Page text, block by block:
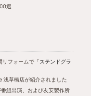
選
リフォームで「ステンドグラ
浅草橋店が紹介されました
組出演、および友安製作所